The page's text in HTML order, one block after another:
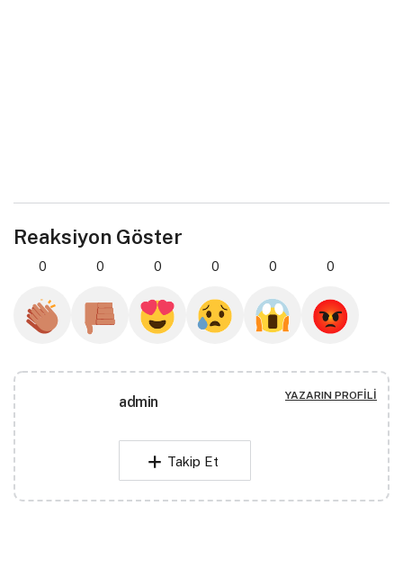
Reaksiyon Göster
0 0 0 0 0 0
admin YAZARIN PROFILI
Takip Et